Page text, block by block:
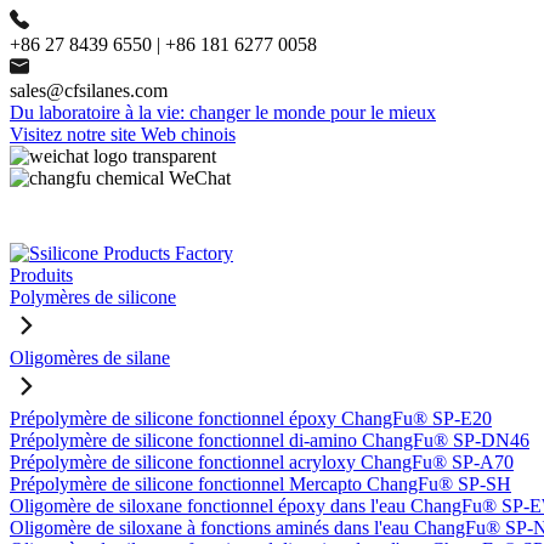
+86 27 8439 6550 | +86 181 6277 0058
sales@cfsilanes.com
Du laboratoire à la vie: changer le monde pour le mieux
Visitez notre site Web chinois
Produits
Polymères de silicone
Oligomères de silane
Prépolymère de silicone fonctionnel époxy ChangFu® SP-E20
Prépolymère de silicone fonctionnel di-amino ChangFu® SP-DN46
Prépolymère de silicone fonctionnel acryloxy ChangFu® SP-A70
Prépolymère de silicone fonctionnel Mercapto ChangFu® SP-SH
Oligomère de siloxane fonctionnel époxy dans l'eau ChangFu® SP-
Oligomère de siloxane à fonctions aminés dans l'eau ChangFu® SP-